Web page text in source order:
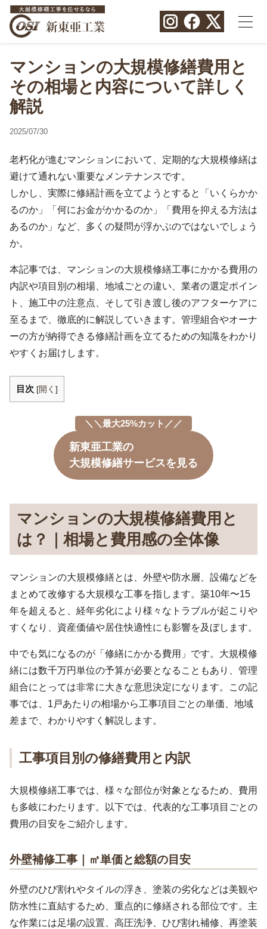
マンションの大規模修繕費用と
その相場と内容について詳しく
解説
2025/07/30
老朽化が進むマンションにおいて、定期的な大規模修繕は
避けて通れない重要なメンテナンスです。
しかし、実際に修繕計画を立てようとすると「いくらかか
るのか」「何にお金がかかるのか」「費用を抑える方法は
あるのか」など、多くの疑問が浮かぶのではないでしょう
か。
本記事では、マンションの大規模修繕工事にかかる費用の
内訳や項目別の相場、地域ごとの違い、業者の選定ポイン
ト、施工中の注意点、そして引き渡し後のアフターケアに
至るまで、徹底的に解説していきます。管理組合やオーナ
ーの方が納得できる修繕計画を立てるための知識をわかり
やすくお届けします。
目次 [開く ]
＼＼最大25%カット／／
新東亜工業の
大規模修繕サービスを見る
マンションの大規模修繕費用と
は？｜相場と費用感の全体像
マンションの大規模修繕とは、外壁や防水層、設備などを
まとめて改修する大規模な工事を指します。築10年〜15
年を超えると、経年劣化により様々なトラブルが起こりや
すくなり、資産価値や居住快適性にも影響を及ぼします。
中でも気になるのが「修繕にかかる費用」です。大規模修
繕には数千万円単位の予算が必要となることもあり、管理
組合にとっては非常に大きな意思決定になります。この記
事では、1戸あたりの相場から工事項目ごとの単価、地域
差まで、わかりやすく解説します。
工事項目別の修繕費用と内訳
大規模修繕工事では、様々な部位が対象となるため、費用
も多岐にわたります。以下では、代表的な工事項目ごとの
費用の目安をご紹介します。
外壁補修工事｜㎡単価と総額の目安
外壁のひび割れやタイルの浮き、塗装の劣化などは美観や
防水性に直結するため、重点的に修繕される部位です。主
な作業には足場の設置、高圧洗浄、ひび割れ補修、再塗装